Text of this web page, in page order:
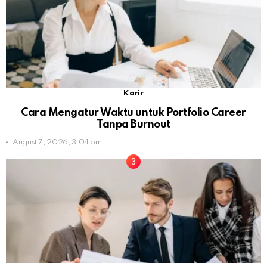
Karir
Cara Mengatur Waktu untuk Portfolio Career
Tanpa Burnout
August 7, 2026, 3:04 pm